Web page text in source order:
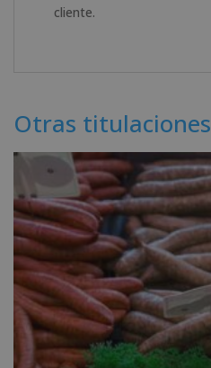
cliente.
Otras titulaciones